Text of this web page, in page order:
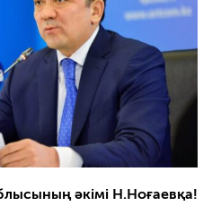
әкімі Н.Ноғаевқа!